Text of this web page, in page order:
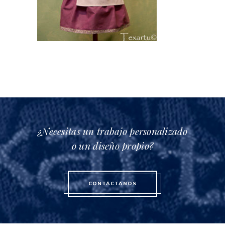
¿Necesitas un trabajo personalizado
o un diseño propio?
CONTÁCTANOS